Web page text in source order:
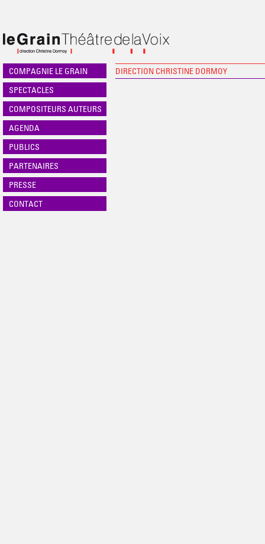
COMPAGNIE LE GRAIN
SPECTACLES
COMPOSITEURS AUTEURS
AGENDA
PUBLICS
PARTENAIRES
PRESSE
CONTACT
DIRECTION CHRISTINE DORMOY